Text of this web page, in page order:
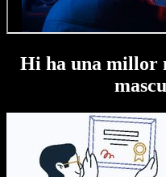
Hi ha una millor